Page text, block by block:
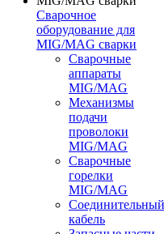
Сварочное
оборудование для
MIG/MAG сварки
Сварочные
аппараты
MIG/MAG
Механизмы
подачи
проволоки
MIG/MAG
Сварочные
горелки
MIG/MAG
Соединительный
кабель